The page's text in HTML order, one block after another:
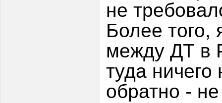
не
Более того,
между ДТ в
туда
обратно -